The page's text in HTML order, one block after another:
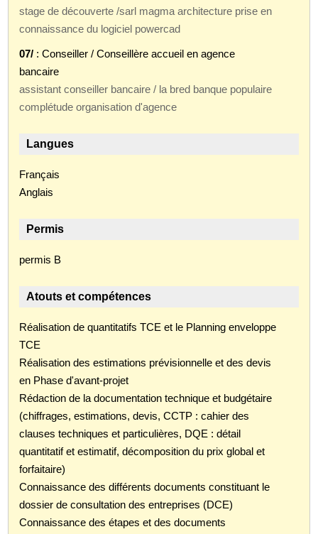
stage de découverte /sarl magma architecture prise en
connaissance du logiciel powercad
07/ : Conseiller / Conseillère accueil en agence
bancaire
assistant conseiller bancaire / la bred banque populaire
complétude organisation d'agence
Langues
Français
Anglais
Permis
permis B
Atouts et compétences
Réalisation de quantitatifs TCE et le Planning enveloppe
TCE
Réalisation des estimations prévisionnelle et des devis
en Phase d'avant-projet
Rédaction de la documentation technique et budgétaire
(chiffrages, estimations, devis, CCTP : cahier des
clauses techniques et particulières, DQE : détail
quantitatif et estimatif, décomposition du prix global et
forfaitaire)
Connaissance des différents documents constituant le
dossier de consultation des entreprises (DCE)
Connaissance des étapes et des documents